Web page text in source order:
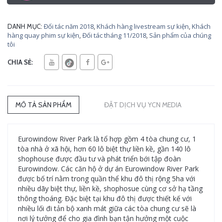
DANH MỤC: Đối tác năm 2018,Khách hàng livestream sự kiện,Khách
hàng quay phim sự kiện,Đối tác tháng 11/2018, Sản phẩm của chúng
tôi
CHIA SẺ:
MÔ TẢ SẢN PHẨM ĐẶT DỊCH VỤ YCN MEDIA
Eurowindow River Park là tổ hợp gồm 4 tòa chung cư, 1
tòa nhà ở xã hội, hơn 60 lô biệt thự liền kề, gần 140 lô
shophouse được đầu tư và phát triển bới tập đoàn
Eurowindow. Các căn hộ ở dự án Eurowindow River Park
được bố trí nằm trong quần thể khu đô thị rộng 5ha với
nhiều dãy biệt thự, liền kề, shophosue cùng cơ sở hạ tầng
thông thoáng. Đặc biệt tại khu đô thị được thiết kế với
nhiều lối đi tản bộ xanh mát giữa các tòa chung cư sẽ là
nơi lý tưởng để cho gia đình bạn tận hưởng một cuộc